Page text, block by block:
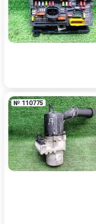
№ 110775